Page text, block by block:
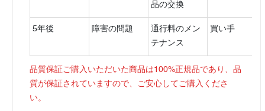
品の交換
5年後 障害の問題
通行料のメン
テナンス
買い手
品質保証ご購入いただいた商品は100%正規品であり、品
質が保証されていますので、ご安心してご購入くださ
い。